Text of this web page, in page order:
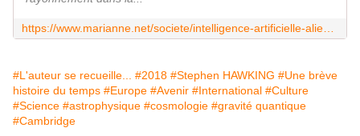
#L'auteur se recueille... #2018 #Stephen HAWKING #Une brève
histoire du temps #Europe #Avenir #International #Culture
#Science #astrophysique #cosmologie #gravité quantique
#Cambridge